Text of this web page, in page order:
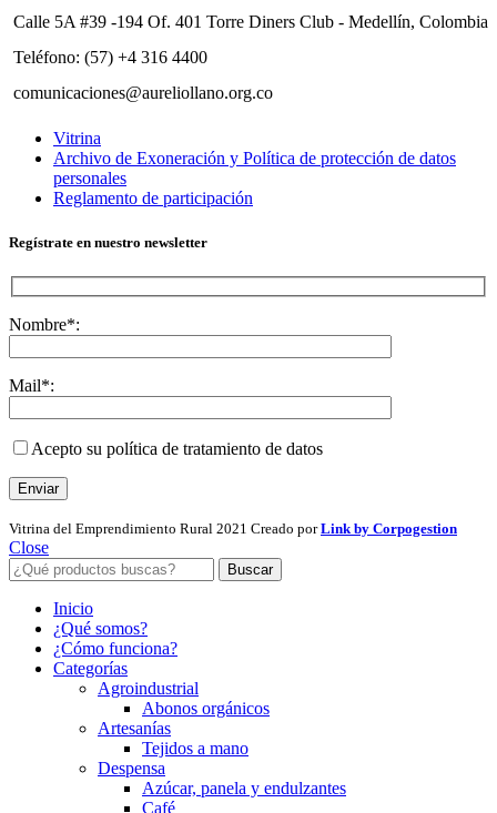
Calle 5A #39 -194 Of. 401 Torre Diners Club - Medellín, Colombia
Teléfono: (57) +4 316 4400
comunicaciones@aureliollano.org.co
Vitrina
Archivo de Exoneración y Política de protección de datos
personales
Reglamento de participación
Regístrate en nuestro newsletter
Nombre*:
Mail*:
Acepto su política de tratamiento de datos
Vitrina del Emprendimiento Rural 2021 Creado porLink by Corpogestion
Close
Buscar
Inicio
¿Qué somos?
¿Cómo funciona?
Categorías
Agroindustrial
Abonos orgánicos
Artesanías
Tejidos a mano
Despensa
Azúcar, panela y endulzantes
Café